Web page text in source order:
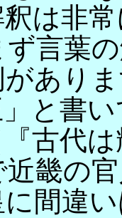
は非
言葉
あり
と書
古代
畿の
間違